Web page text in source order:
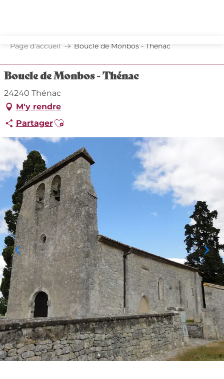
principal
Page d’accueil Boucle de Monbos - Thénac
Boucle de Monbos - Thénac
24240 Thénac
M'y rendre
PartagerAjouter aux favoris